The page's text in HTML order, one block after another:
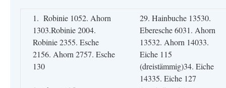
1. Robinie 1052. Ahorn
1303.Robinie 2004.
Robinie 2355. Esche
2156. Ahorn 2757. Esche
130
29. Hainbuche 13530.
Eberesche 6031. Ahorn
13532. Ahorn 14033.
Eiche 115
(dreistämmig)34. Eiche
14335. Eiche 127